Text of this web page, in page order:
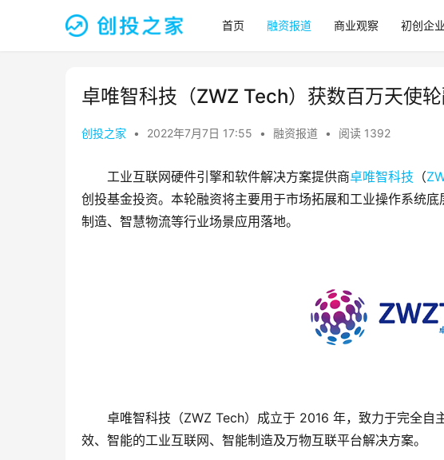
首页 融资报道 商业观察 初创企业
卓唯智科技（ZWZ Tech）获数百万天使
创投之家 • 2022年7月7日 17:55 • 融资报道 • 阅读 1392
工业互联网硬件引擎和软件解决方案提供商卓唯智科技 （
创投基金投资。本轮融资将主要用于市场拓展和工业操作系统
制造、智慧物流等行业场景应用落地。
卓唯智科技（ZWZ Tech）成立于 2016 年，致力于完全自
效、智能的工业互联网、智能制造及万物互联平台解决方案。